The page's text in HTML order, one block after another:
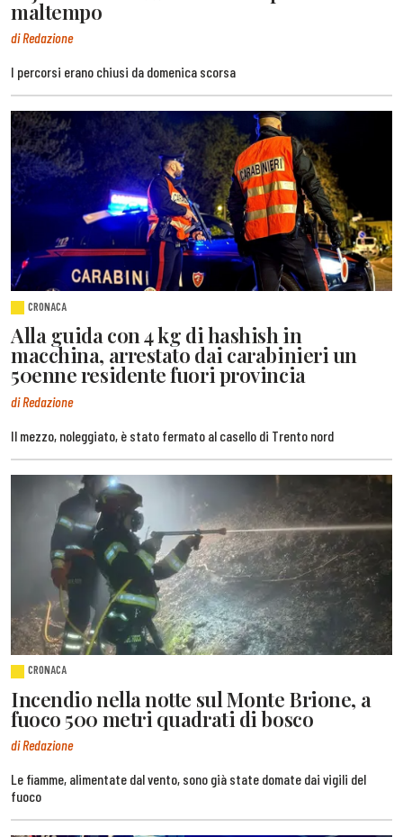
maltempo
di Redazione
I percorsi erano chiusi da domenica scorsa
CRONACA
Alla guida con 4 kg di hashish in
macchina, arrestato dai carabinieri un
50enne residente fuori provincia
di Redazione
Il mezzo, noleggiato, è stato fermato al casello di Trento nord
CRONACA
Incendio nella notte sul Monte Brione, a
fuoco 500 metri quadrati di bosco
di Redazione
Le fiamme, alimentate dal vento, sono già state domate dai vigili del
fuoco